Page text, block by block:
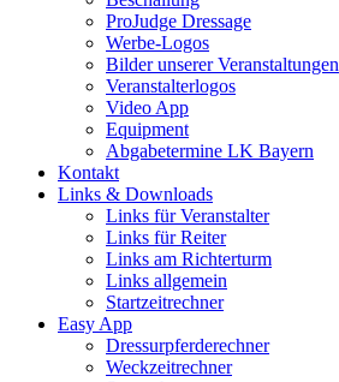
ProJudge Dressage
Werbe-Logos
Bilder unserer Veranstaltungen
Veranstalterlogos
Video App
Equipment
Abgabetermine LK Bayern
Kontakt
Links & Downloads
Links für Veranstalter
Links für Reiter
Links am Richterturm
Links allgemein
Startzeitrechner
Easy App
Dressurpferderechner
Weckzeitrechner